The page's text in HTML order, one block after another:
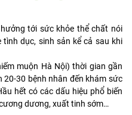
tới sức khỏe thể chất nói
dục, sinh sản kể cả sau khi
muộn Hà Nội) thời gian gần
30 bệnh nhân đến khám sức
hết có các dấu hiệu phổ biến
dương, xuất tinh sớm…